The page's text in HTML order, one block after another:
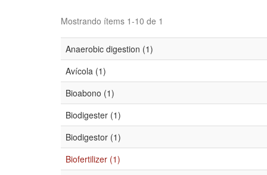
Mostrando ítems 1-10 de 1
Anaerobic digestion (1)
Avícola (1)
Bioabono (1)
Biodigester (1)
Biodigestor (1)
Biofertilizer (1)